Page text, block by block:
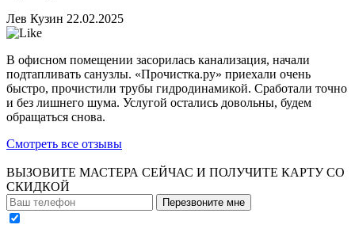
Лев Кузин 22.02.2025
В офисном помещении засорилась канализация, начали
подтапливать санузлы. «Прочистка.ру» приехали очень
быстро, прочистили трубы гидродинамикой. Сработали точно
и без лишнего шума. Услугой остались довольны, будем
обращаться снова.
Смотреть все отзывы
ВЫЗОВИТЕ МАСТЕРА СЕЙЧАС И ПОЛУЧИТЕ КАРТУ СО
СКИДКОЙ
Перезвоните мне